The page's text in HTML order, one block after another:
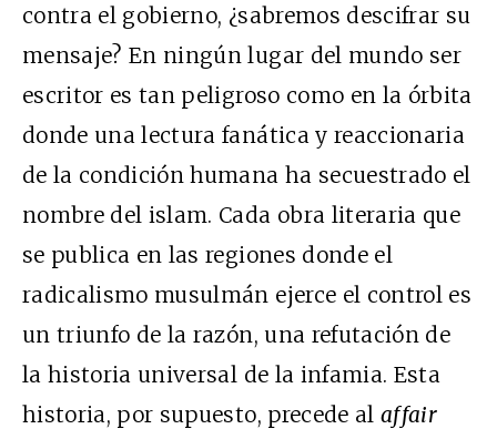
contra el gobierno, ¿sabremos descifrar su
mensaje? En ningún lugar del mundo ser
escritor es tan peligroso como en la órbita
donde una lectura fanática y reaccionaria
de la condición humana ha secuestrado el
nombre del islam. Cada obra literaria que
se publica en las regiones donde el
radicalismo musulmán ejerce el control es
un triunfo de la razón, una refutación de
la historia universal de la infamia. Esta
historia, por supuesto, precede al affair